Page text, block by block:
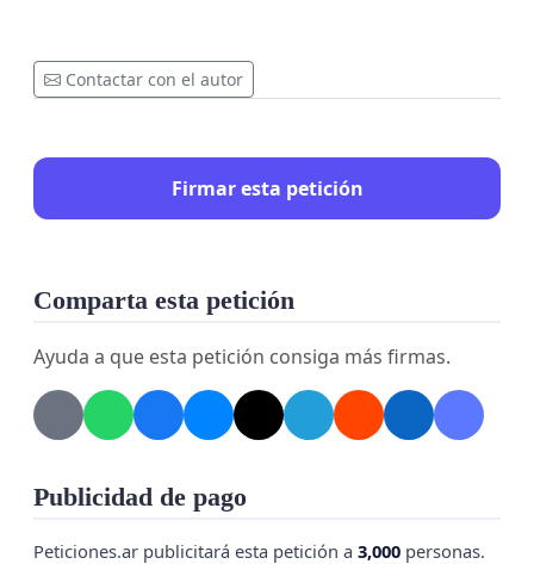
Contactar con el autor
Firmar esta petición
Comparta esta petición
Ayuda a que esta petición consiga más firmas.
Publicidad de pago
Peticiones.ar publicitará esta petición a 3,000 personas.